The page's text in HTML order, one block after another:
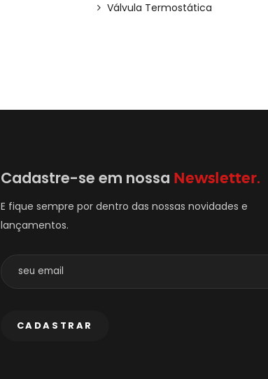
Válvula Termostática
Cadastre-se em nossa Newsletter.
E fique sempre por dentro das nossas novidades e
lançamentos.